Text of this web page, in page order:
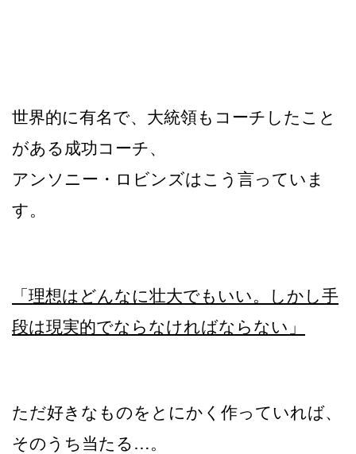
世界的に有名で、大統領もコーチしたこと
がある成功コーチ、
アンソニー・ロビンズはこう言っていま
す。
「理想はどんなに壮大でもいい。しかし手
段は現実的でならなければならない」
ただ好きなものをとにかく作っていれば、
そのうち当たる…。